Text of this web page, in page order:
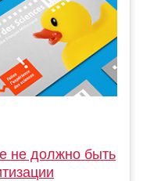
не должно быть